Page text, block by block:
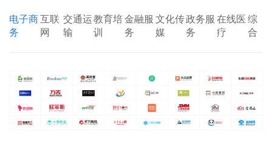
电子商
务
互联
网
交通运
输
教育培
训
金融服
务
文化传
媒
政务服
务
在线医
疗
综
合